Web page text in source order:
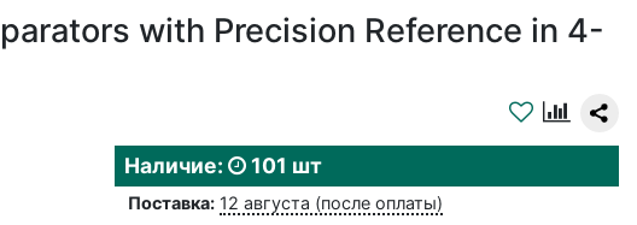
with Precision Reference in 4-
Наличие: 101 шт
Поставка: 12 августа (после оплаты)